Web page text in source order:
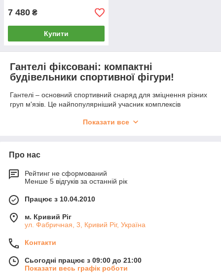
7 480 ₴
Купити
Гантелі фіксовані: компактні
будівельники спортивної фігури!
Гантелі – основний спортивний снаряд для зміцнення різних
груп м'язів. Це найпопулярніший учасник комплексів
домашніх умовах. Завдяки вправ з обтяженням організм стає
розбірні – складаються з грифа і знімних млинців;
нерозбірні – являють собою монолітні вироби, що
складаються з двох циліндричних гранат жорстко
Хочете купити фіксовані металеві
гантелі? У нас чудовий вибір!
хромованим або товстим гумовим покриттям. Вони мають
ергономічний дизайн і естетичний зовнішній вигляд;
Показати все
Про нас
Рейтинг не сформований
Менше 5 відгуків за останній рік
Працює з 10.04.2010
м. Кривий Ріг
ул. Фабричная, 3, Кривий Ріг, Україна
Контакти
Сьогодні працює з 09:00 до 21:00
Показати весь графік роботи